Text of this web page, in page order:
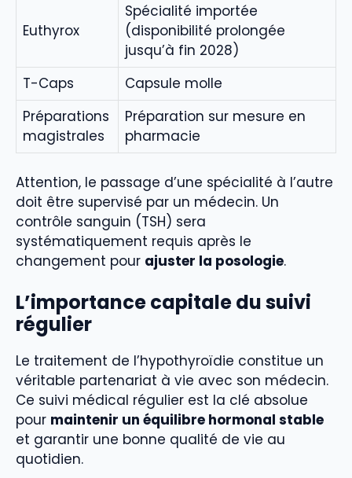
Euthyrox
Spécialité importée
(disponibilité prolongée
jusqu’à fin 2028)
T-Caps
Capsule molle
Préparations
magistrales
Préparation sur mesure en
pharmacie
Attention, le passage d’une spécialité à l’autre
doit être supervisé par un médecin. Un
contrôle sanguin (TSH) sera
systématiquement requis après le
changement pour ajuster la posologie.
L’importance capitale du suivi
régulier
Le traitement de l’hypothyroïdie constitue un
véritable partenariat à vie avec son médecin.
Ce suivi médical régulier est la clé absolue
pour maintenir un équilibre hormonal stable
et garantir une bonne qualité de vie au
quotidien.